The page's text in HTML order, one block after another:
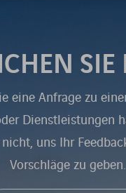
SIE
eine Anfrage zu
Dienstleistungen
uns Ihr
Vorschläge zu geben.